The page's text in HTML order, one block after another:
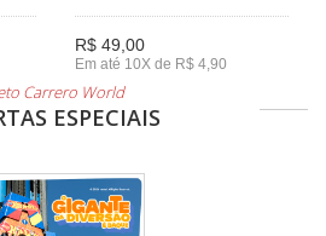
R$ 49,00
Em até 10X de R$ 4,90
Carrero World
ESPECIAIS